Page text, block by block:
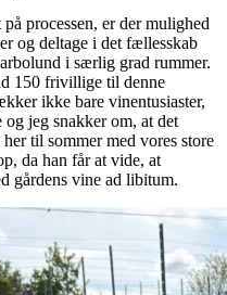
processen, er der mulighed
og deltage i det fællesskab
i særlig grad rummer.
150 frivillige til denne
ikke bare vinentusiaster,
jeg snakker om, at det
til sommer med vores store
da han får at vide, at
gårdens vine ad libitum.